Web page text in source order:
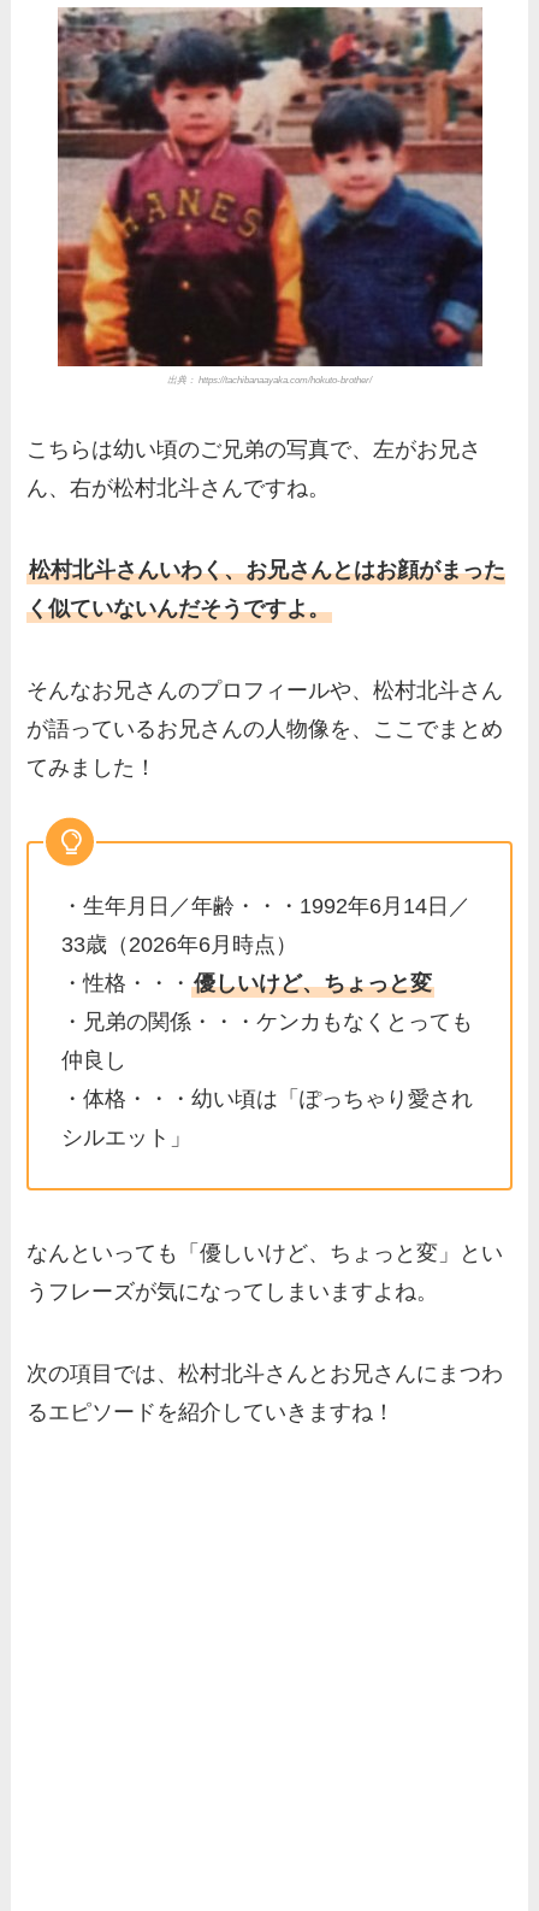
いてもまとめ！
梅澤廉アナの父親・母親の職
業や経歴を調査！兄弟や実家
の家族もまとめ！
伊藤海彦の兄弟は弟の夏彦！
実家の両親など家族情報も全
部まとめた！
出典： https://tachibanaayaka.com/hokuto-brother/
こちらは幼い頃のご兄弟の写真で、左がお兄さ
ん、右が松村北斗さんですね。
松村北斗さんいわく、お兄さんとはお顔がまった
く似ていないんだそうですよ。
そんなお兄さんのプロフィールや、松村北斗さん
が語っているお兄さんの人物像を、ここでまとめ
てみました！
・生年月日／年齢・・・1992年6月14日／
33歳（2026年6月時点）
・性格・・・優しいけど、ちょっと変
・兄弟の関係・・・ケンカもなくとっても
仲良し
・体格・・・幼い頃は「ぽっちゃり愛され
シルエット」
なんといっても「優しいけど、ちょっと変」とい
うフレーズが気になってしまいますよね。
次の項目では、松村北斗さんとお兄さんにまつわ
るエピソードを紹介していきますね！